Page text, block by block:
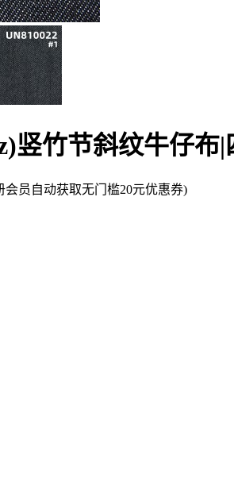
竖竹节斜纹牛仔
会员自动获取无门槛20元优惠券)